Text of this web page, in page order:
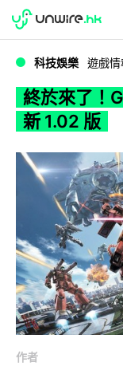
WWDC 2026
科技娛樂 遊戲情
終於來了！
新 1.02 版
作者